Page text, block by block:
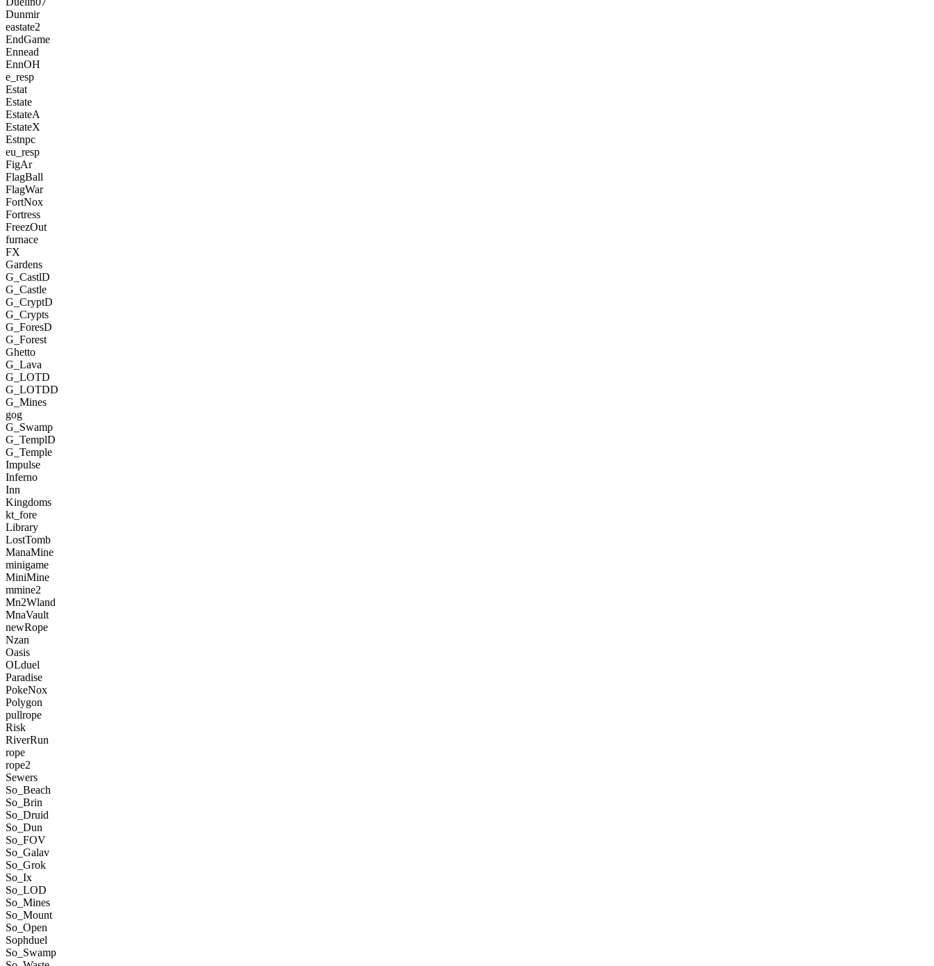
Dunmir
eastate2
EndGame
Ennead
EnnOH
e_resp
Estat
Estate
EstateA
EstateX
Estnpc
eu_resp
FigAr
FlagBall
FlagWar
FortNox
Fortress
FreezOut
furnace
FX
Gardens
G_CastlD
G_Castle
G_CryptD
G_Crypts
G_ForesD
G_Forest
Ghetto
G_Lava
G_LOTD
G_LOTDD
G_Mines
gog
G_Swamp
G_TemplD
G_Temple
Impulse
Inferno
Inn
Kingdoms
kt_fore
Library
LostTomb
ManaMine
minigame
MiniMine
mmine2
Mn2Wland
MnaVault
newRope
Nzan
Oasis
OLduel
Paradise
PokeNox
Polygon
pullrope
Risk
RiverRun
rope
rope2
Sewers
So_Beach
So_Brin
So_Druid
So_Dun
So_FOV
So_Galav
So_Grok
So_Ix
So_LOD
So_Mines
So_Mount
So_Open
Sophduel
So_Swamp